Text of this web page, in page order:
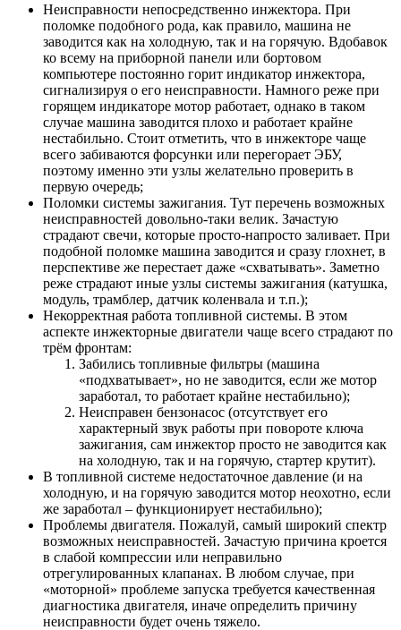
Неисправности непосредственно инжектора. При
поломке подобного рода, как правило, машина не
заводится как на холодную, так и на горячую. Вдобавок
ко всему на приборной панели или бортовом
компьютере постоянно горит индикатор инжектора,
сигнализируя о его неисправности. Намного реже при
горящем индикаторе мотор работает, однако в таком
случае машина заводится плохо и работает крайне
нестабильно. Стоит отметить, что в инжекторе чаще
всего забиваются форсунки или перегорает ЭБУ,
поэтому именно эти узлы желательно проверить в
первую очередь;
Поломки системы зажигания. Тут перечень возможных
неисправностей довольно-таки велик. Зачастую
страдают свечи, которые просто-напросто заливает. При
подобной поломке машина заводится и сразу глохнет, в
перспективе же перестает даже «схватывать». Заметно
реже страдают иные узлы системы зажигания (катушка,
модуль, трамблер, датчик коленвала и т.п.);
Некорректная работа топливной системы. В этом
аспекте инжекторные двигатели чаще всего страдают по
трём фронтам:
Забились топливные фильтры (машина
«подхватывает», но не заводится, если же мотор
заработал, то работает крайне нестабильно);
Неисправен бензонасос (отсутствует его
характерный звук работы при повороте ключа
зажигания, сам инжектор просто не заводится как
на холодную, так и на горячую, стартер крутит).
В топливной системе недостаточное давление (и на
холодную, и на горячую заводится мотор неохотно, если
же заработал – функционирует нестабильно);
Проблемы двигателя. Пожалуй, самый широкий спектр
возможных неисправностей. Зачастую причина кроется
в слабой компрессии или неправильно
отрегулированных клапанах. В любом случае, при
«моторной» проблеме запуска требуется качественная
диагностика двигателя, иначе определить причину
неисправности будет очень тяжело.